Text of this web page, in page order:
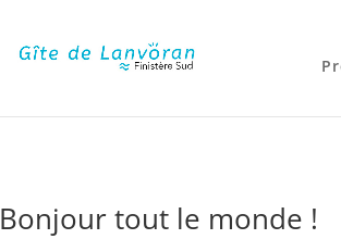
Bonjour tout le monde !